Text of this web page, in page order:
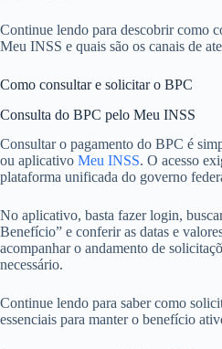
Continue lendo para descobrir como
Meu INSS e quais são os canais de
Como consultar e solicitar o BPC
Consulta do BPC pelo Meu INSS
Consultar o pagamento do BPC é
ou aplicativo Meu INSS. O acesso
plataforma unificada do governo
No aplicativo, basta fazer login,
Benefício” e conferir as datas e
acompanhar o andamento de
necessário.
Continue lendo para saber como
essenciais para manter o benefício